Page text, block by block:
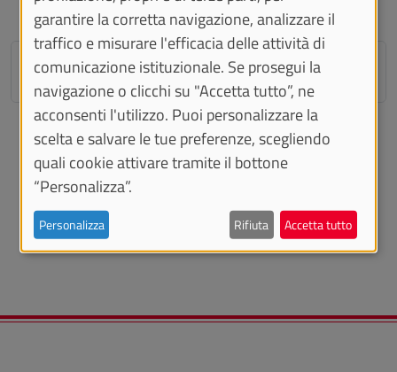
Come partecipare
VEDI ANCHE
Link di iscrizione
garantire la corretta navigazione, analizzare il
traffico e misurare l'efficacia delle attività di
comunicazione istituzionale. Se prosegui la
navigazione o clicchi su "Accetta tutto”, ne
acconsenti l'utilizzo. Puoi personalizzare la
scelta e salvare le tue preferenze, scegliendo
quali cookie attivare tramite il bottone
“Personalizza”.
Personalizza Rifiuta Accetta tutto